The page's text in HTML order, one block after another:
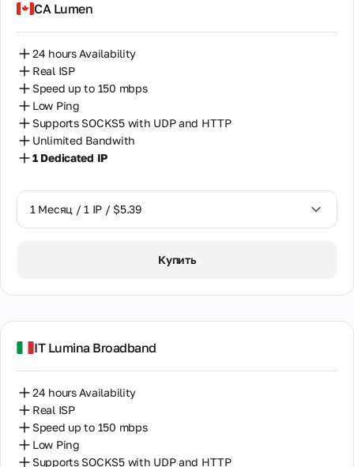
CA Lumen
24 hours Availability
Real ISP
Speed up to 150 mbps
Low Ping
Supports SOCKS5 with UDP and HTTP
Unlimited Bandwith
1 Dedicated IP
1 Месяц / 1 IP / $5.39
Купить
IT Lumina Broadband
24 hours Availability
Real ISP
Speed up to 150 mbps
Low Ping
Supports SOCKS5 with UDP and HTTP